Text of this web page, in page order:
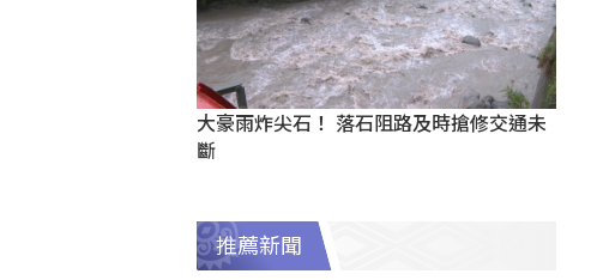
大豪雨炸尖石！ 落石阻路及時搶修交通未
斷
推薦新聞